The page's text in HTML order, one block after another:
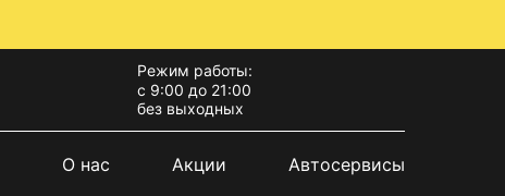
Режим работы:
с 9:00 до 21:00
без выходных
О нас Акции Автосервисы